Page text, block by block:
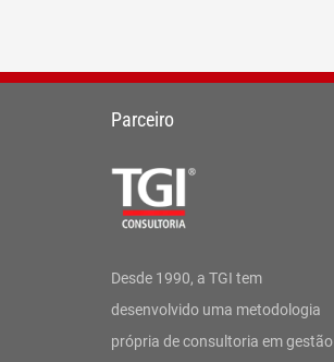
Parceiro
Desde 1990, a TGI tem
desenvolvido uma metodologia
própria de consultoria em gestão